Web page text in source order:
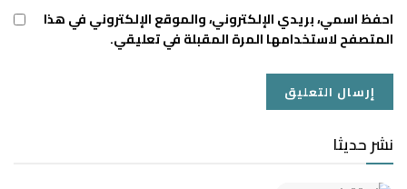
احفظ اسمي، بريدي الإلكتروني، والموقع الإلكتروني في هذا
المتصفح لاستخدامها المرة المقبلة في تعليقي.
نشر حديثا